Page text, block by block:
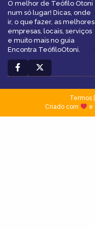
O melhor de Teófilo Otoni
num só lugar! Dicas, onde
ir, o que fazer, as melhores
empresas, locais, serviços
e muito mais no guia
Encontra TeófiloOtoni.
Termos|
Criado com
e